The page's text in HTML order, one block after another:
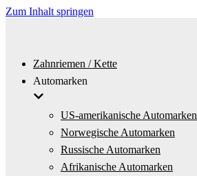
Zum Inhalt springen
Zahnriemen / Kette
Automarken
US-amerikanische Automarken
Norwegische Automarken
Russische Automarken
Afrikanische Automarken